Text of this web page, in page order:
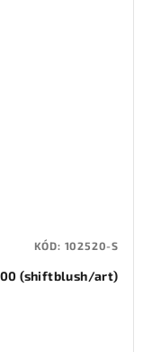
(shiftblush/art)
KÓD: 102520-S